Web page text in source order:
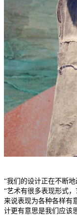
“我们的设计正在不断
“艺术有很多表现形式
来说表现为各种各样有
计更有意思是我们应该